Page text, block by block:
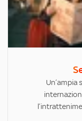
Un’ampia